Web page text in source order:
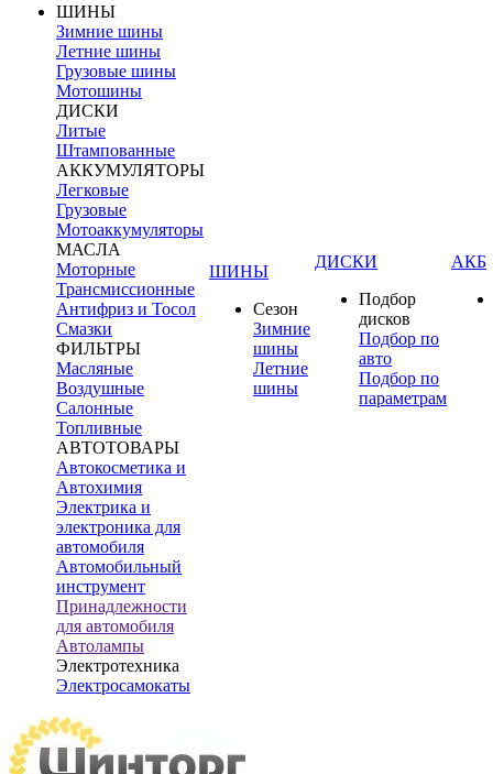
ШИНЫ
Зимние шины
Летние шины
Грузовые шины
Мотошины
ДИСКИ
Литые
Штампованные
АККУМУЛЯТОРЫ
Легковые
Грузовые
Мотоаккумуляторы
МАСЛА
Моторные
Трансмиссионные
Антифриз и Тосол
Смазки
ФИЛЬТРЫ
Масляные
Воздушные
Салонные
Топливные
АВТОТОВАРЫ
Автокосметика и
Автохимия
Электрика и
электроника для
автомобиля
Автомобильный
инструмент
Принадлежности
для автомобиля
Автолампы
Электротехника
Электросамокаты
ШИНЫ
Сезон
Зимние
шины
Летние
шины
ДИСКИ
Подбор
дисков
Подбор по
авто
Подбор по
параметрам
АКБ